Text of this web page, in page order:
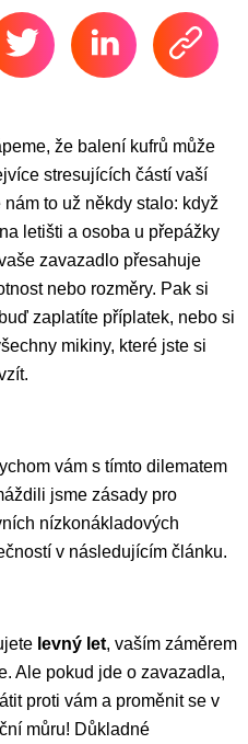
že balení kufrů může
stresujících částí vaší
nám to už někdy stalo: když
letišti a osoba u přepážky
zavazadlo přesahuje
nebo rozměry. Pak si
zaplatíte příplatek, nebo si
mikiny, které jste si
vám s tímto dilematem
jsme zásady pro
nízkonákladových
v následujícím článku.
levný let, vaším záměrem
Ale pokud jde o zavazadla,
proti vám a proměnit se v
můru! Důkladné